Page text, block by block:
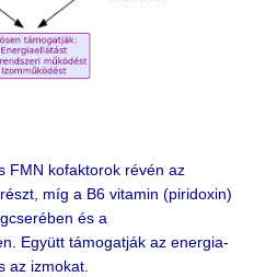
FMN kofaktorok révén az
míg a B6 vitamin (piridoxin)
és a
Együtt támogatják az energia-
az izmokat.